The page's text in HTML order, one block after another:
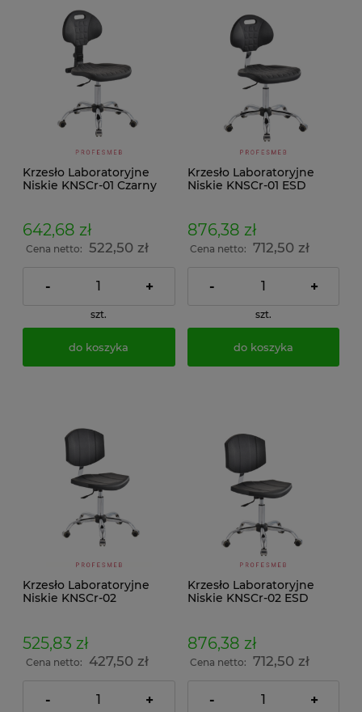
Krzesło Laboratoryjne
Niskie KNSCr-01 Czarny
642,68 zł
Cena netto: 522,50 zł
- +
szt.
do koszyka
Krzesło Laboratoryjne
Niskie KNSCr-01 ESD
876,38 zł
Cena netto: 712,50 zł
- +
szt.
do koszyka
Krzesło Laboratoryjne
Niskie KNSCr-02
525,83 zł
Cena netto: 427,50 zł
- +
Krzesło Laboratoryjne
Niskie KNSCr-02 ESD
876,38 zł
Cena netto: 712,50 zł
- +